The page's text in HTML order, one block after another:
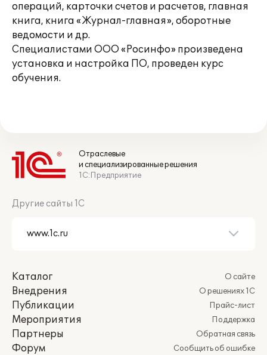
операций, карточки счетов и расчетов, главная
книга, книга «Журнал-главная», оборотные
ведомости и др.
Специалистами ООО «Росинфо» произведена
установка и настройка ПО, проведен курс
обучения.
Отраслевые
и специализированные решения
1С:Предприятие
Другие сайты 1С
Каталог
Внедрения
Публикации
Мероприятия
Партнеры
Форум
О сайте
О решениях 1С
Прайс-лист
Поддержка
Обратная связь
Сообщить об ошибке